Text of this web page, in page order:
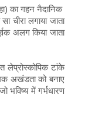
का गहन नैदानिक
चीरा लगाया जाता
अलग किया जाता
लेप्रोस्कोपिक टांके
अखंडता को बनाए
में गर्भधारण